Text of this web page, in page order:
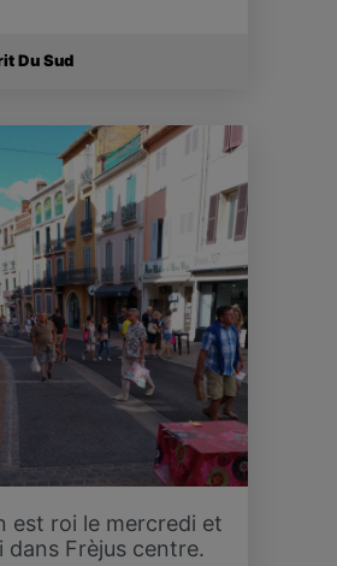
Du Sud
est roi le mercredi et
dans Frèjus centre.